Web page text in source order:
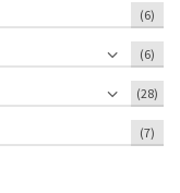
(6)
(6)
(28)
(7)